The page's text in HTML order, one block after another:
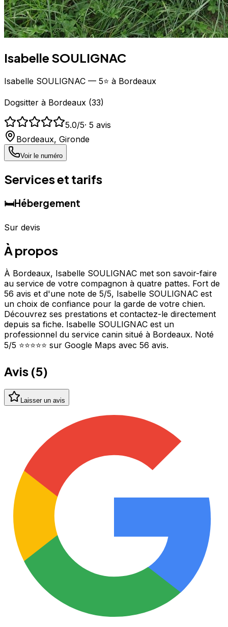
Isabelle SOULIGNAC
Isabelle SOULIGNAC — 5⭐ à Bordeaux
Dogsitter à Bordeaux (33)
5.0/5· 5 avis
Bordeaux, Gironde
Voir le numéro
Services et tarifs
🛏️Hébergement
Sur devis
À propos
À Bordeaux, Isabelle SOULIGNAC met son savoir-faire
au service de votre compagnon à quatre pattes. Fort de
56 avis et d'une note de 5/5, Isabelle SOULIGNAC est
un choix de confiance pour la garde de votre chien.
Découvrez ses prestations et contactez-le directement
depuis sa fiche. Isabelle SOULIGNAC est un
professionnel du service canin situé à Bordeaux. Noté
5/5 ⭐⭐⭐⭐⭐ sur Google Maps avec 56 avis.
Avis (5)
Laisser un avis